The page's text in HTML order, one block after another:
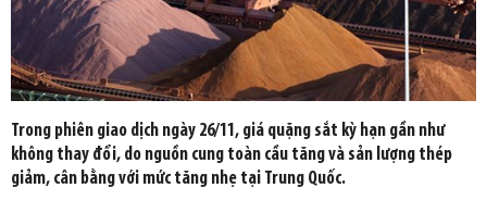
Trong phiên giao dịch ngày 26/11, giá quặng sắt kỳ hạn gần như
không thay đổi, do nguồn cung toàn cầu tăng và sản lượng thép
giảm, cân bằng với mức tăng nhẹ tại Trung Quốc.